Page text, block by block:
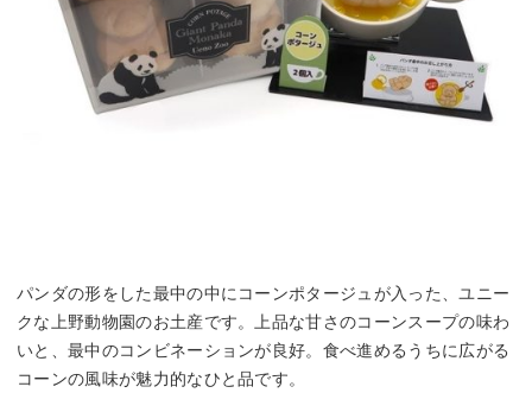
パンダの形をした最中の中にコーンポタージュが入った、ユニー
クな上野動物園のお土産です。上品な甘さのコーンスープの味わ
いと、最中のコンビネーションが良好。食べ進めるうちに広がる
コーンの風味が魅力的なひと品です。